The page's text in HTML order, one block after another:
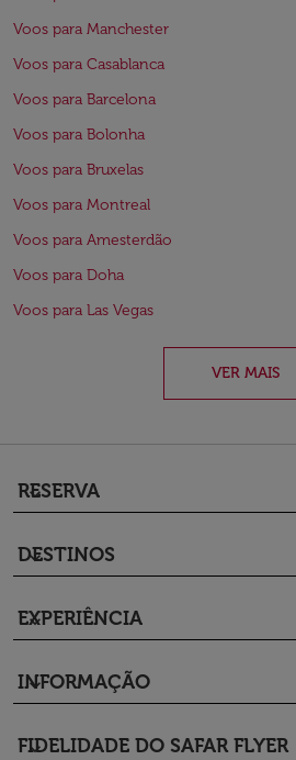
Voos para Manchester
Voos para Casablanca
Voos para Barcelona
Voos para Bolonha
Voos para Bruxelas
Voos para Montreal
Voos para Amesterdão
Voos para Doha
Voos para Las Vegas
VER MAIS
RESERVA
keyboard_arrow_down
DESTINOS
keyboard_arrow_down
EXPERIÊNCIA
keyboard_arrow_down
INFORMAÇÃO
keyboard_arrow_down
FIDELIDADE DO SAFAR FLYER
keyboard_arrow_down